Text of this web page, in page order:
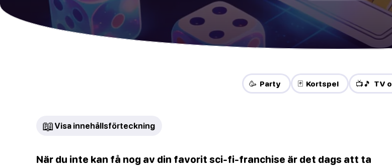
🥳 Party 🃏 Kortspel 📺🎵 TV
📖 Visa innehållsförteckning
När du inte kan få nog av din favorit sci-fi-franchise är det dags att ta